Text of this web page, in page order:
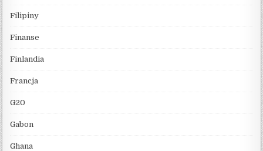
Filipiny
Finanse
Finlandia
Francja
G20
Gabon
Ghana